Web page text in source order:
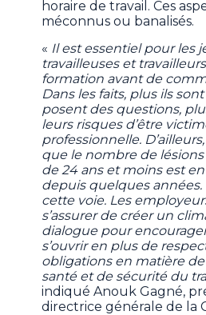
horaire de travail. Ces
méconnus ou banalisés.
« Il est essentiel pour les
travailleuses et
formation avant de
Dans les faits, plus ils
posent des questions,
leurs risques d’être
professionnelle.
que le nombre de
de 24 ans et moins est
depuis quelques
cette voie. Les
s’assurer de créer un
dialogue pour
s’ouvrir en plus de
obligations en matière
santé et de sécurité du
indiqué Anouk Gagné,
directrice générale de la